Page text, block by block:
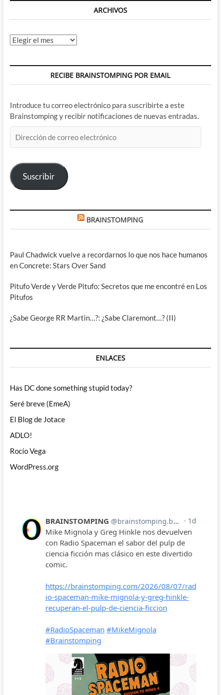
ARCHIVOS
Archivos
RECIBE BRAINSTOMPING POR EMAIL
Introduce tu correo electrónico para suscribirte a este
Brainstomping y recibir notificaciones de nuevas entradas.
de
electrónico
Suscribir
BRAINSTOMPING
Paul Chadwick vuelve a recordarnos lo que nos hace humanos
en Concrete: Stars Over Sand
Pitufo Verde y Verde Pitufo: Secretos que me encontré en Los
Pitufos
¿Sabe George RR Martin…?: ¿Sabe Claremont…? (II)
ENLACES
Has DC done something stupid today?
Seré breve (EmeA)
El Blog de Jotace
ADLO!
Rocío Vega
WordPress.org